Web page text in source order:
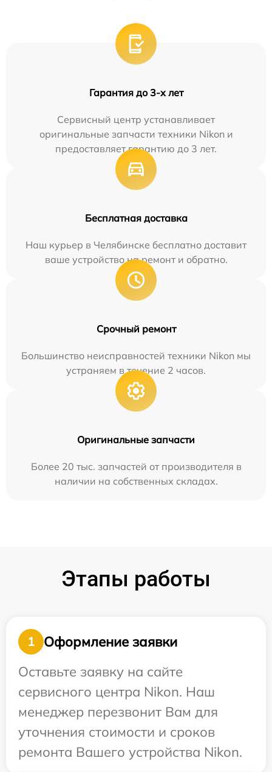
Гарантия до 3-х лет
Сервисный центр устанавливает
оригинальные запчасти техники Nikon и
предоставляет гарантию до 3 лет.
Бесплатная доставка
Наш курьер в Челябинске бесплатно доставит
ваше устройство на ремонт и обратно.
Срочный ремонт
Большинство неисправностей техники Nikon мы
устраняем в течение 2 часов.
Оригинальные запчасти
Более 20 тыс. запчастей от производителя в
наличии на собственных складах.
Этапы работы
1
Оформление заявки
Оставьте заявку на сайте
сервисного центра Nikon. Наш
менеджер перезвонит Вам для
уточнения стоимости и сроков
ремонта Вашего устройства Nikon.